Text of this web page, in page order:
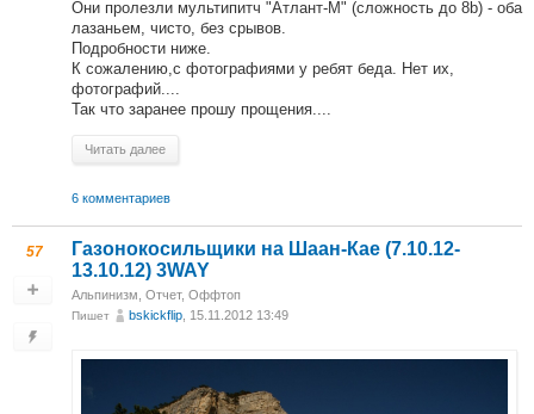
Они пролезли мультипитч "Атлант-М" (сложность до 8b) - оба
лазаньем, чисто, без срывов.
Подробности ниже.
К сожалению,с фотографиями у ребят беда. Нет их,
фотографий....
Так что заранее прошу прощения....
Читать далее
6 комментариев
57
Газонокосильщики на Шаан-Кае (7.10.12-
13.10.12) 3WAY
Альпинизм Отчет, Оффтоп
Пишет bskickflip , 15.11.2012 13:49